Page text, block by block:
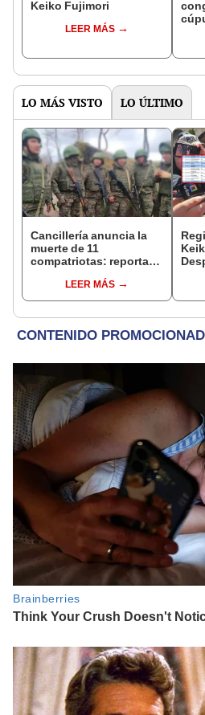
Keiko Fujimori
LEER MÁS
del
LO MÁS VISTO LO ÚLTIMO
Cancillería anuncia la
muerte de 11
compatriotas: reportan
capturados por Ucrania
LEER MÁS